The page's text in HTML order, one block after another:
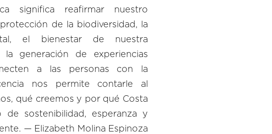
significa reafirmar nuestro
de la biodiversidad, la
el bienestar de nuestra
generación de experiencias
a las personas con la
nos permite contarle al
qué creemos y por qué Costa
de sostenibilidad, esperanza y
— Elizabeth Molina Espinoza